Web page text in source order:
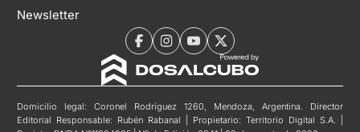
Newsletter
Domicilio legal: Coronel Rodríguez 1260, Mendoza, Argentina. Director
Editorial Responsable: Rubén Rabanal | Propietario: Territorio Digital S.A. |